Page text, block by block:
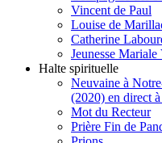
Vincent de Paul
Louise de
Catherine
Jeunesse
Halte spirituelle
Neuvaine à
(2020) en direct
Mot du Recteur
Prière Fin de